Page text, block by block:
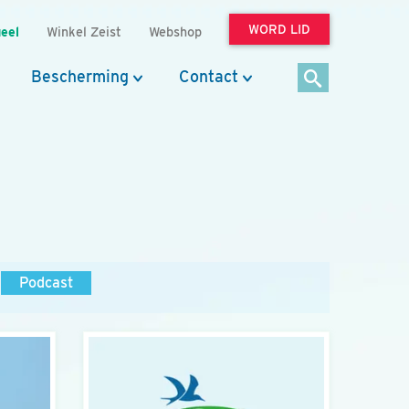
Winkel Zeist Webshop WORD LID
Bescherming Contact
Podcast